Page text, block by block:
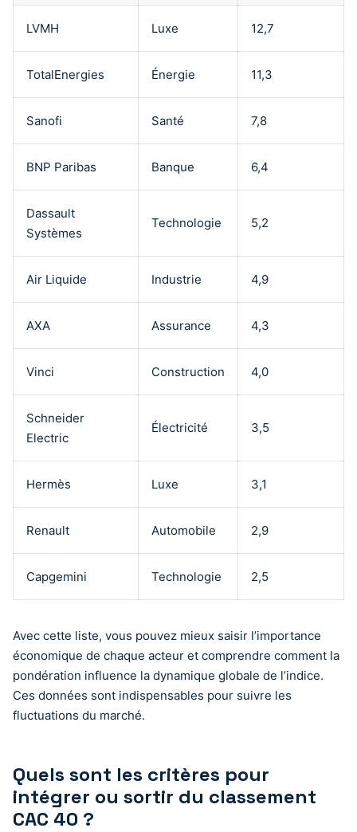
LVMH Luxe 12,7
TotalEnergies Énergie 11,3
Sanofi Santé 7,8
BNP Paribas Banque 6,4
Dassault
Systèmes
Technologie 5,2
Air Liquide Industrie 4,9
AXA Assurance 4,3
Vinci Construction 4,0
Schneider
Electric
Électricité 3,5
Hermès Luxe 3,1
Renault Automobile 2,9
Capgemini Technologie 2,5
Avec cette liste, vous pouvez mieux saisir l’importance
économique de chaque acteur et comprendre comment la
pondération influence la dynamique globale de l’indice.
Ces données sont indispensables pour suivre les
fluctuations du marché.
Quels sont les critères pour
intégrer ou sortir du classement
CAC 40 ?